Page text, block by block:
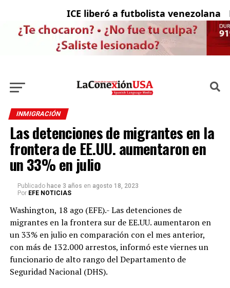
ICE liberó a futbolista venezolana
INMIGRACIÓN
Las detenciones de migrantes en la
frontera de EE.UU. aumentaron en
un 33% en julio
Publicado hace 3 años en agosto 18, 2023
Por EFE NOTICIAS
Washington, 18 ago (EFE).- Las detenciones de
migrantes en la frontera sur de EE.UU. aumentaron en
un 33% en julio en comparación con el mes anterior,
con más de 132.000 arrestos, informó este viernes un
funcionario de alto rango del Departamento de
Seguridad Nacional (DHS).